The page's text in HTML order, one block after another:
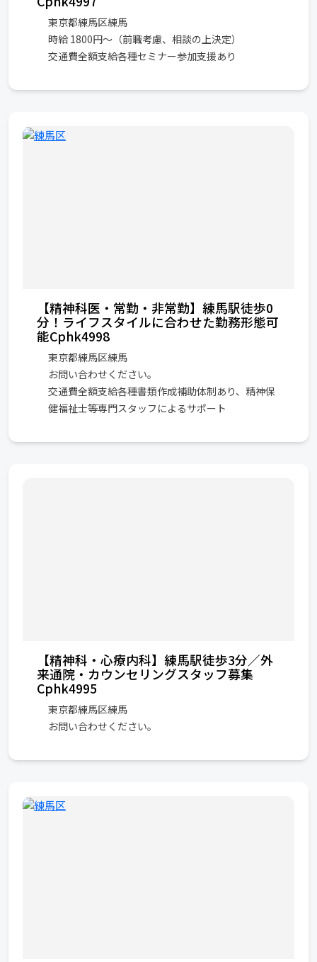
東京都練馬区練馬
時給 1800円〜（前職考慮、相談の上決定）
交通費全額支給各種セミナー参加支援あり
【精神科医・常勤・非常勤】練馬駅徒歩0
分！ライフスタイルに合わせた勤務形態可
能Cphk4998
東京都練馬区練馬
お問い合わせください。
交通費全額支給各種書類作成補助体制あり、精神保
健福祉士等専門スタッフによるサポート
【精神科・心療内科】練馬駅徒歩3分／外
来通院・カウンセリングスタッフ募集
Cphk4995
東京都練馬区練馬
お問い合わせください。